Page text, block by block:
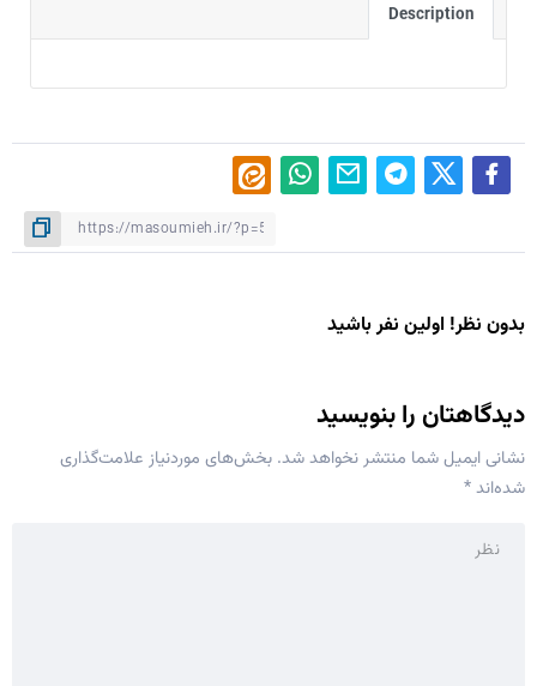
Description
بدون نظر! اولین نفر باشید
دیدگاهتان را بنویسید
نشانی ایمیل شما منتشر نخواهد شد. بخش‌های موردنیاز علامت‌گذاری
شده‌اند*